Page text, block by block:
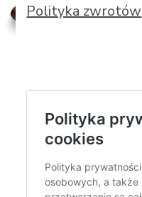
Polityka zwrotów